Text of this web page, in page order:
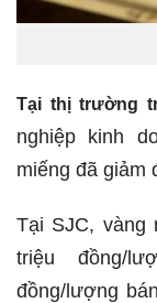
Tại thị trường
nghiệp kinh
miếng đã giảm
Tại SJC, vàng
triệu đồng/
đồng/lượng